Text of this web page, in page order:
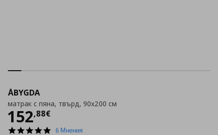
ÅBYGDA
матрак с пяна, твърд, 90x200 см
152,88€
Цена
5.0
6 Мнения